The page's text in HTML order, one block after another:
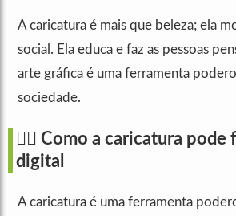
A caricatura é mais que beleza; ela
social. Ela educa e faz as pessoas
arte gráfica é uma ferramenta
sociedade.
🙋‍♀️ Como a caricatura
digital
A caricatura é uma ferramenta